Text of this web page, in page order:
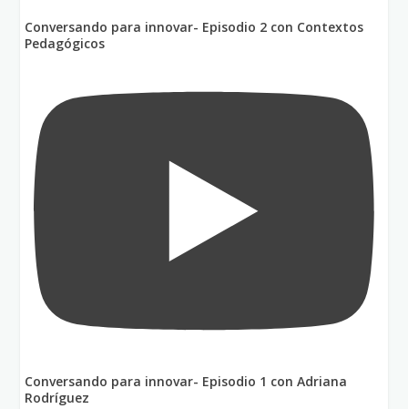
Conversando para innovar- Episodio 2 con Contextos
Pedagógicos
Conversando para innovar- Episodio 1 con Adriana
Rodríguez